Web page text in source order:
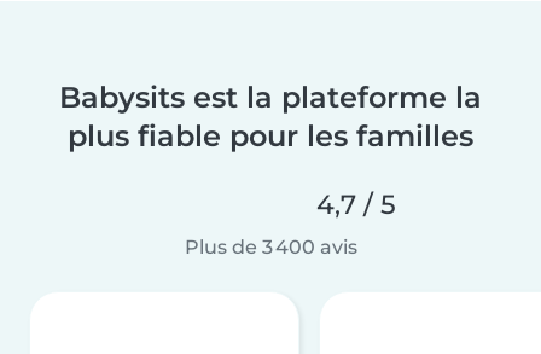
Babysits est la plateforme la
plus fiable pour les familles
4,7 / 5
Plus de 3 400 avis